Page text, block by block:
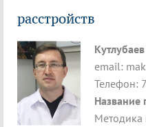
расстройств
email:
Телефон:
Название
Методика